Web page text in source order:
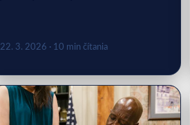
22. 3. 2026 · 10 min čítania